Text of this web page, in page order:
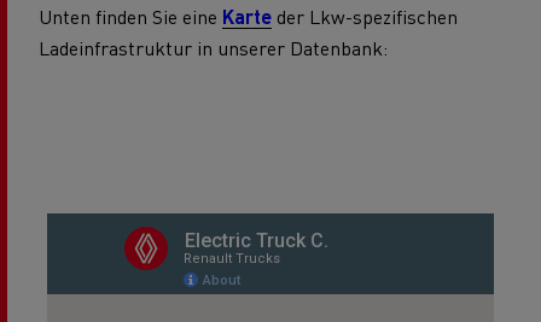
Unten finden Sie eine Karte der Lkw-spezifischen
Ladeinfrastruktur in unserer Datenbank: